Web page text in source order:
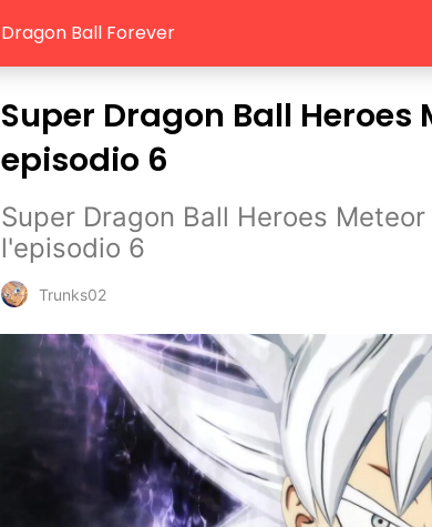
Dragon Ball Forever
Super Dragon Ball Heroes
episodio 6
Super Dragon Ball Heroes
l'episodio 6
Trunks02